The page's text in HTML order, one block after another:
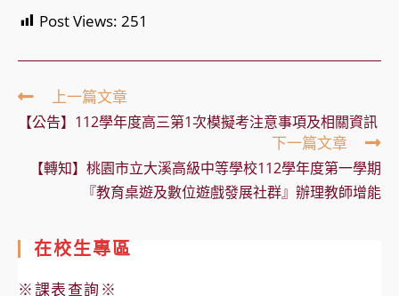
Post Views: 251
Read
more
articles
上一篇文章
【公告】112學年度高三第1次模擬考注意事項及相關資訊
下一篇文章
【轉知】桃園市立大溪高級中等學校112學年度第一學期
『教育桌遊及數位遊戲發展社群』辦理教師增能
在校生專區
※課表查詢※